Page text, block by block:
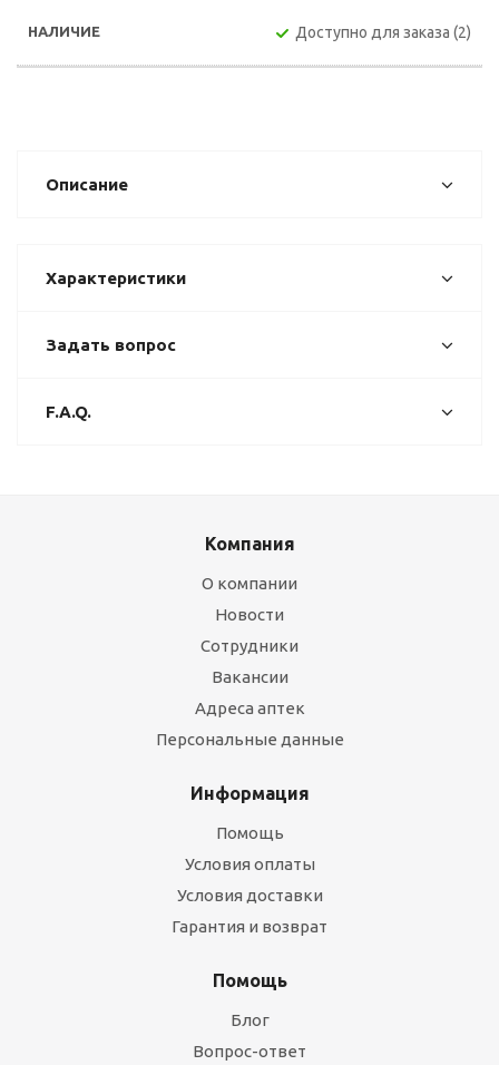
Доступно для заказа (2)
Описание
Характеристики
Задать вопрос
F.A.Q.
Компания
О компании
Новости
Сотрудники
Вакансии
Адреса аптек
Персональные данные
Информация
Помощь
Условия оплаты
Условия доставки
Гарантия и возврат
Помощь
Блог
Вопрос-ответ